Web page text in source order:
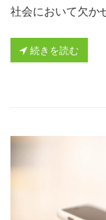
社会において欠か
続きを読む